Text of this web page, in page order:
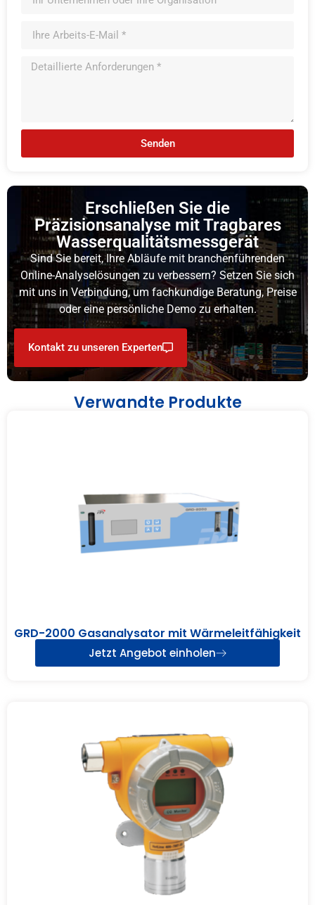
Senden
Erschließen Sie die
Präzisionsanalyse mit Tragbares
Wasserqualitätsmessgerät
Sind Sie bereit, Ihre Abläufe mit branchenführenden
Online-Analyselösungen zu verbessern? Setzen Sie sich
mit uns in Verbindung, um fachkundige Beratung, Preise
oder eine persönliche Demo zu erhalten.
Kontakt zu unseren Experten
Verwandte Produkte
GRD-2000 Gasanalysator mit Wärmeleitfähigkeit
Jetzt Angebot einholen